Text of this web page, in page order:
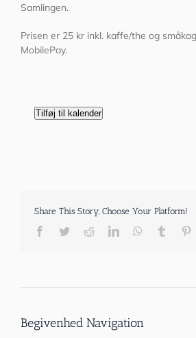
Samlingen.
Prisen er 25 kr inkl. kaffe/the og
MobilePay.
Tilføj til kalender
Share This Story, Choose Your Platform!
Facebook
TwitterRedditLinkedInWhatsApp
Tumblr
Begivenhed Navigation